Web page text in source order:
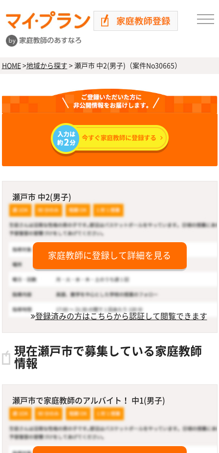
HOME>地域から探す >瀬戸市 中2(男子)（案件No30665）
瀬戸市 中2(男子)
家庭教師に登録して詳細を見る
登録済みの方はこちらから認証して閲覧できます
現在瀬戸市で募集している家庭教師
情報
瀬戸市で家庭教師のアルバイト！ 中1(男子)